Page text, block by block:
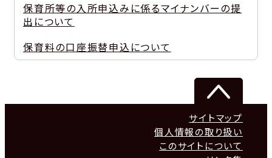
保育所等の入所申込みに係るマイナンバーの提
出について
保育料の口座振替申込について
サイトマップ
個人情報の取り扱い
このサイトについて